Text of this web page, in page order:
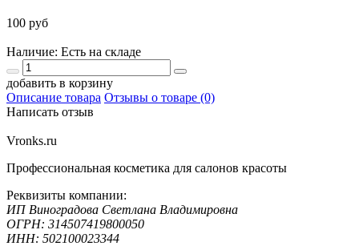
100 руб
Наличие: Есть на складе
добавить в корзину
Описание товара Отзывы о товаре (0)
Написать отзыв
Vronks.ru
Профессиональная косметика для салонов красоты
Реквизиты компании:
ИП Виноградова Светлана Владимировна
ОГРН: 314507419800050
ИНН: 502100023344